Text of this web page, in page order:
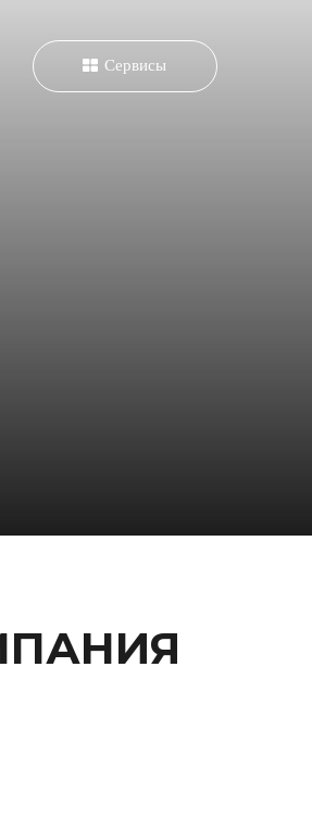
Сервисы